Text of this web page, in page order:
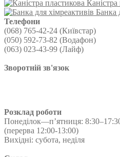
від
30,00 ₴
45,60 ₴
Каністра
Банка
Телефони
(068) 765-42-24 (Київстар)
(050) 592-73-82 (Водафон)
(063) 023-43-99 (Лайф)
Зворотній зв'язок
Розклад роботи
Понеділок—п’ятниця:
(перерва 12:00-13:00)
Вихідні: субота, неділя